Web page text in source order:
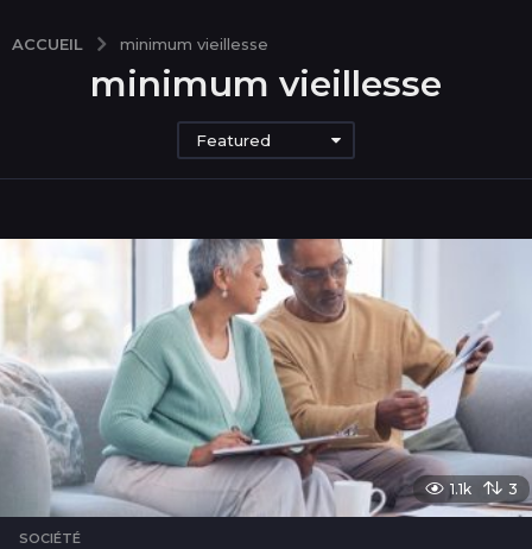
ACCUEIL minimum vieillesse
minimum vieillesse
Featured
1.1k 3
SOCIÉTÉ